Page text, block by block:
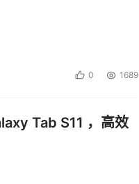
0 1689
Tab S11 ，高效